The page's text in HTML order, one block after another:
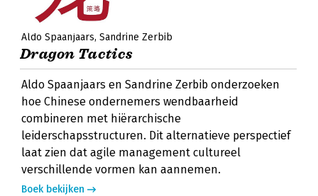
Aldo Spaanjaars Sandrine Zerbib
Dragon Tactics
Aldo Spaanjaars en Sandrine Zerbib onderzoeken
hoe Chinese ondernemers wendbaarheid
combineren met hiërarchische
leiderschapsstructuren. Dit alternatieve perspectief
laat zien dat agile management cultureel
verschillende vormen kan aannemen.
Boek bekijken